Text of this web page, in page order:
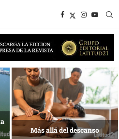
Energía que Impulsa la
competitividad